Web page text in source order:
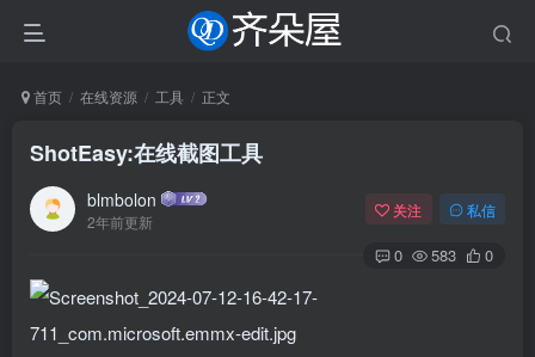
首页 在线资源 工具 正文
ShotEasy:在线截图工具
blmbolon
2年前更新
关注 私信
0 583 0